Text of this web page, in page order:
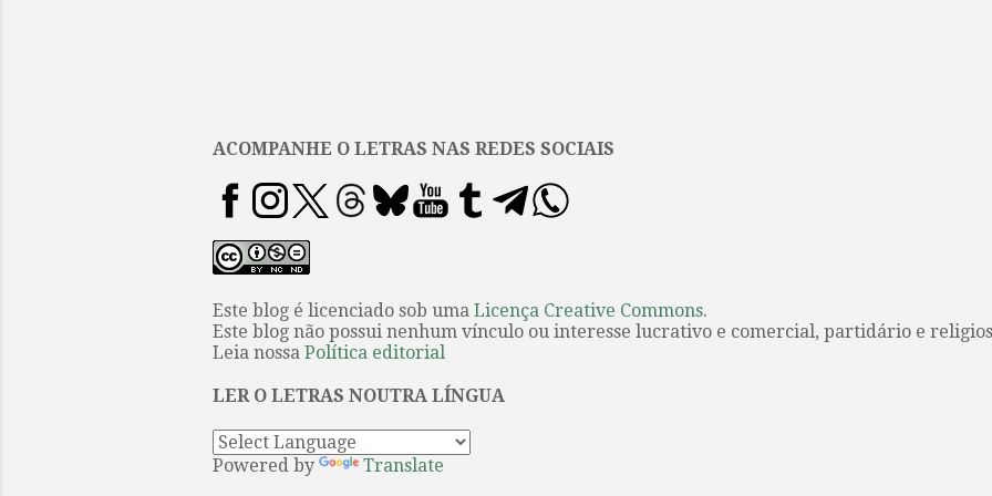
ACOMPANHE O LETRAS NAS REDES SOCIAIS
Este blog é licenciado sob uma Licença Creative Commons.
Este blog não possui nenhum vínculo ou interesse lucrativo e comercial, partidário e
Leia nossa Política editorial
LER O LETRAS NOUTRA LÍNGUA
Powered by Translate